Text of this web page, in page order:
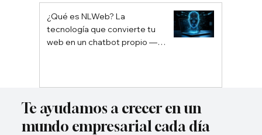
¿Qué es NLWeb? La
tecnología que convierte tu
web en un chatbot propio —
Te ayudamos a crecer en un
mundo empresarial cada día